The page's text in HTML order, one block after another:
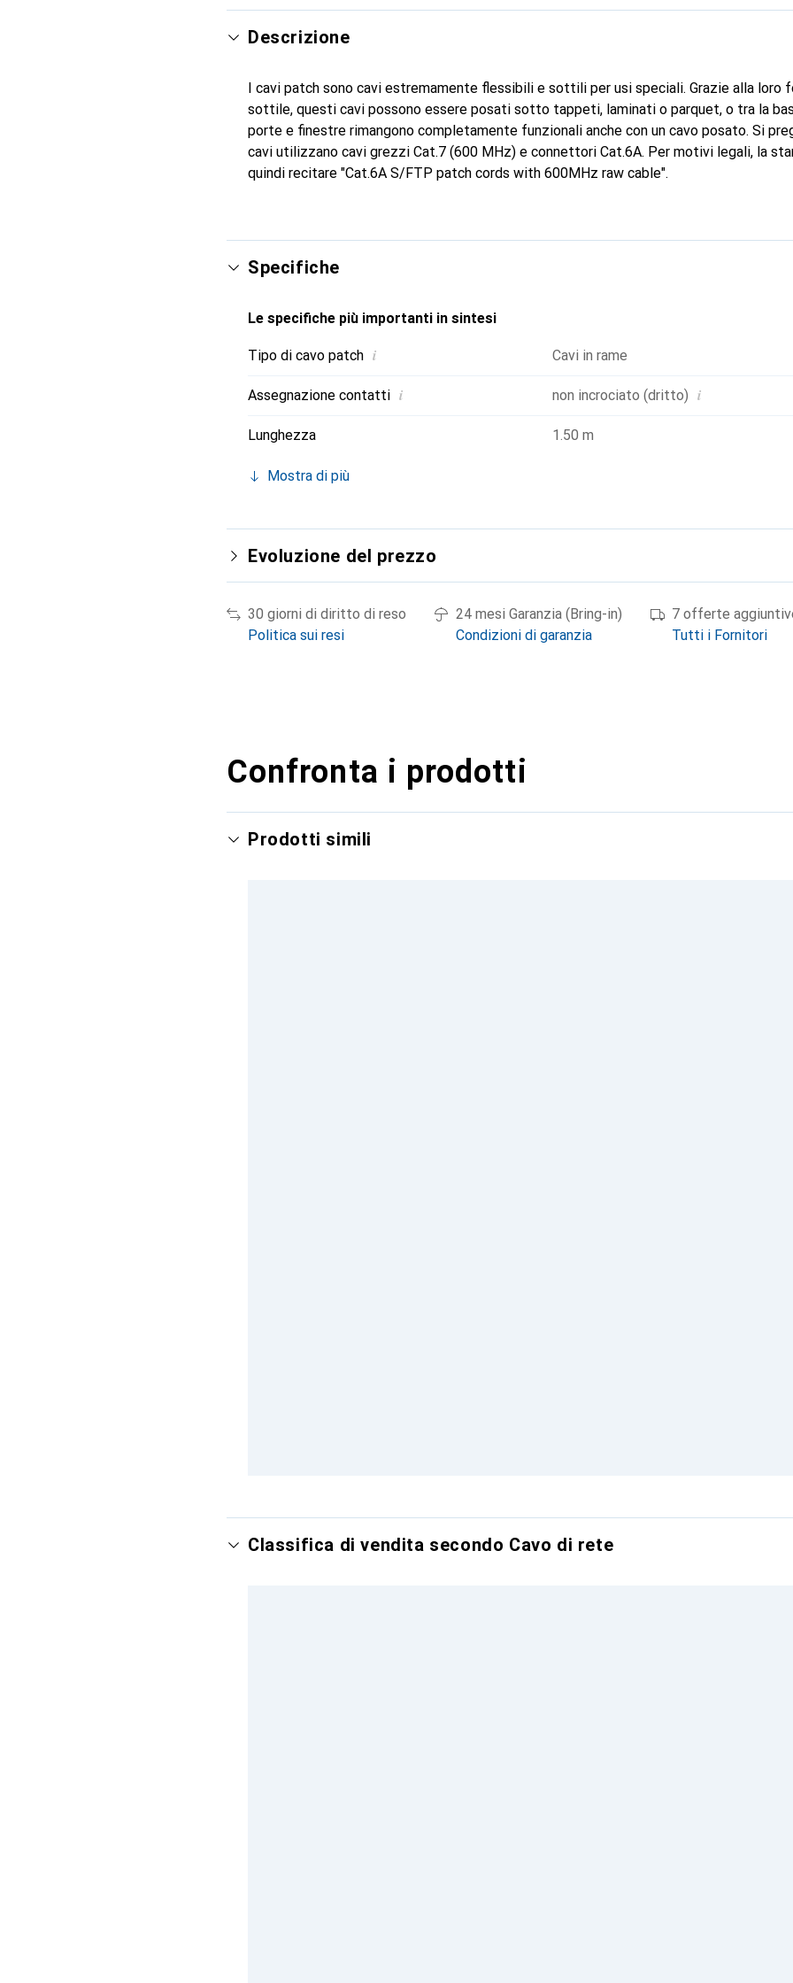
Descrizione
I cavi patch sono cavi estremamente flessibili e sottili per usi speciali. Grazie alla loro
sottile, questi cavi possono essere posati sotto tappeti, laminati o parquet, o tra la
porte e finestre rimangono completamente funzionali anche con un cavo posato. Si
cavi utilizzano cavi grezzi Cat.7 (600 MHz) e connettori Cat.6A. Per motivi legali, la
quindi recitare "Cat.6A S/FTP patch cords with 600MHz raw cable".
Specifiche
Le specifiche più importanti in sintesi
Tipo di cavo patch i Cavi in rame
Assegnazione contatti i non incrociato (dritto) i
Lunghezza 1.50 m
Mostra di più
Evoluzione del prezzo
30 giorni di diritto di reso
Politica sui resi
24 mesi Garanzia (Bring-in)
Condizioni di garanzia
7 offerte
Tutti i Fornitori
Confronta i prodotti
Prodotti simili
Classifica di vendita secondo Cavo di rete